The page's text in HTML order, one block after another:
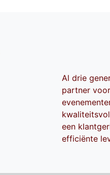
Al drie
partner
een
efficiënte